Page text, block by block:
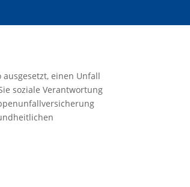
einen Unfall
soziale Verantwortung